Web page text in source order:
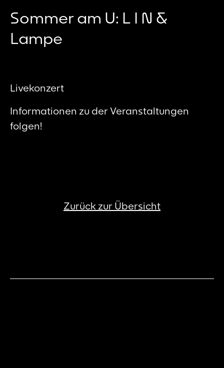
Sommer am U: L I N &
Lampe
Livekonzert
Informationen zu der Veranstaltungen
folgen!
Zurück zur Übersicht